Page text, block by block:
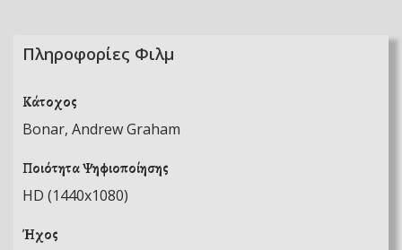
Πληροφορίες Φιλμ
Κάτοχος
Bonar, Andrew Graham
Ποιότητα Ψηφιοποίησης
HD (1440x1080)
Ήχος